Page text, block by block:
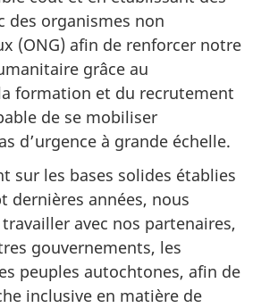
des organismes non
(ONG) afin de renforcer notre
grâce au
formation et du recrutement
de se mobiliser
d’urgence à grande échelle.
sur les bases solides établies
dernières années, nous
avec nos partenaires,
gouvernements, les
peuples autochtones, afin de
inclusive en matière de